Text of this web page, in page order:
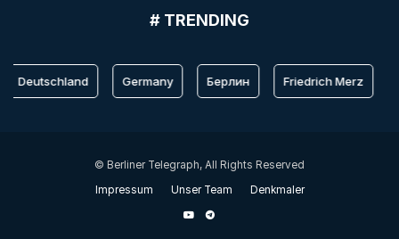
# TRENDING
Deutschland Germany Берлин Friedrich Merz
© Berliner Telegraph, All Rights Reserved
Impressum
Unser Team Denkmaler